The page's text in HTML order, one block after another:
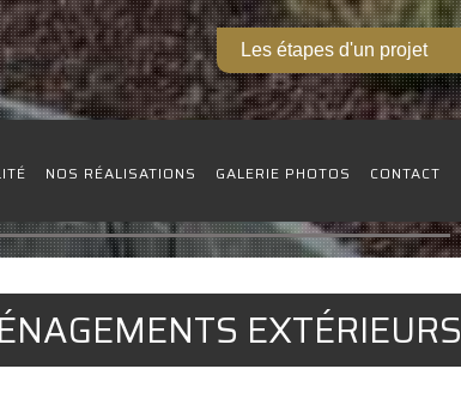
Les étapes d'un projet
NOS RÉALISATIONS GALERIE PHOTOS CONTACT
EXTÉRIEURS